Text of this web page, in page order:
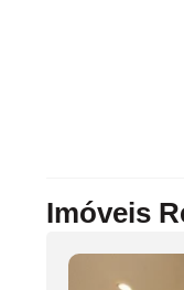
Imóveis